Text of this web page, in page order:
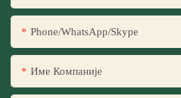
Phone/WhatsApp/Skype
Име Компаније